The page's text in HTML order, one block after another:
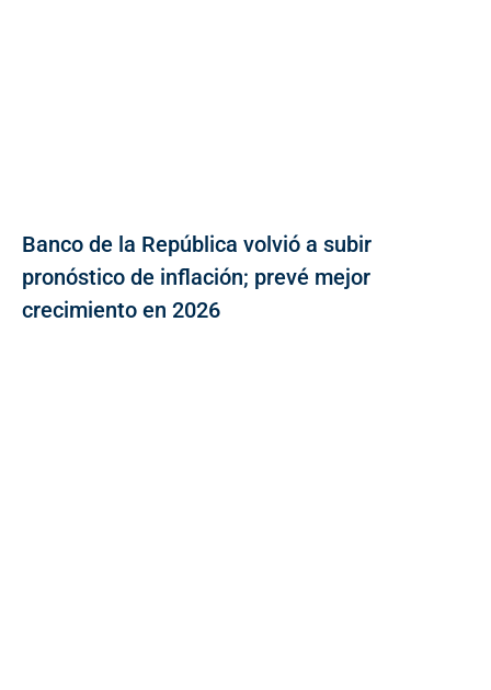
Banco de la República volvió a subir
pronóstico de inflación; prevé mejor
crecimiento en 2026